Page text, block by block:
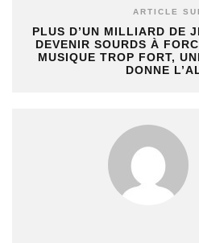
ARTICLE
PLUS D’UN MILLIARD DE
DEVENIR SOURDS À
MUSIQUE TROP FORT,
DONNE